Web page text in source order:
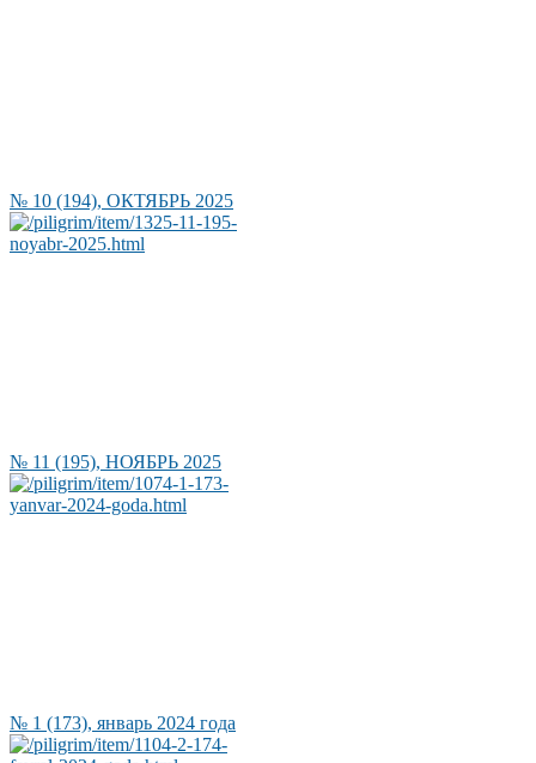
№ 10 (194), ОКТЯБРЬ 2025
№ 11 (195), НОЯБРЬ 2025
№ 1 (173), январь 2024 года